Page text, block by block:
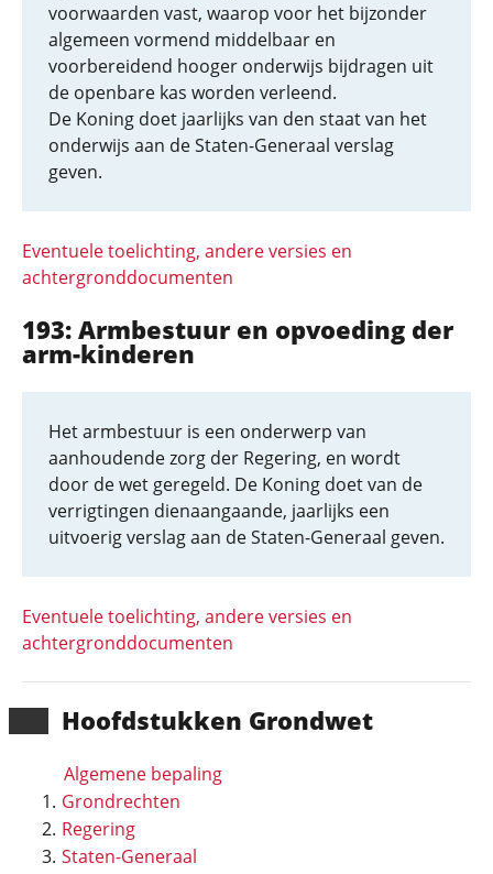
Hoofd­stukken Grondwet
Algemene bepaling
Grondrechten
Regering
Staten-Generaal
voorwaarden vast, waarop voor het bijzonder
algemeen vormend middelbaar en
voorbereidend hooger onderwijs bijdragen uit
de openbare kas worden verleend.
De Koning doet jaarlijks van den staat van het
onderwijs aan de Staten-Generaal verslag
geven.
Eventuele toelichting, andere versies en
achtergronddocumenten
193: Armbestuur en opvoeding der
arm-kinderen
Het armbestuur is een onderwerp van
aanhoudende zorg der Regering, en wordt
door de wet geregeld. De Koning doet van de
verrigtingen dienaangaande, jaarlijks een
uitvoerig verslag aan de Staten-Generaal geven.
Eventuele toelichting, andere versies en
achtergronddocumenten